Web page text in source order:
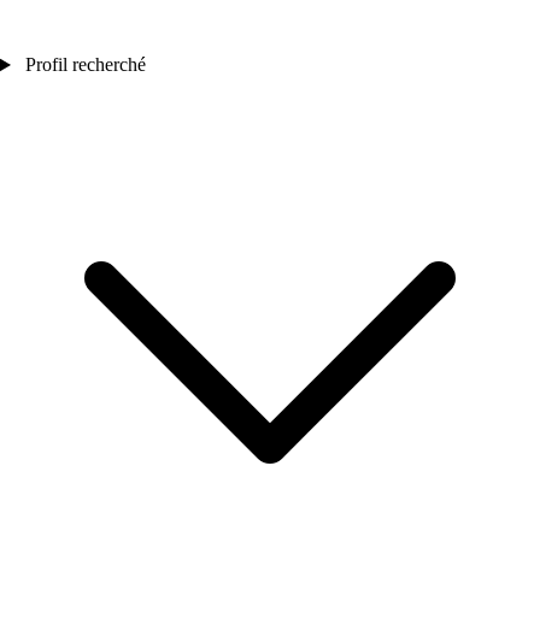
Profil recherché